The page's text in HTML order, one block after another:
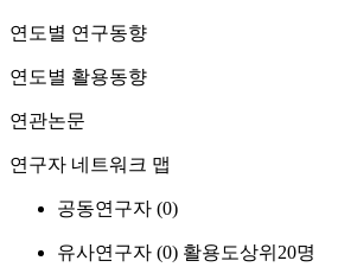
연도별 연구동향
연도별 활용동향
연관논문
연구자 네트워크 맵
공동연구자 (0)
유사연구자 (0) 활용도상위20명